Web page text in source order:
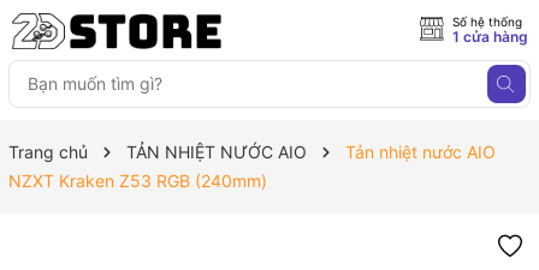
Số hệ thống
1 cửa hàng
Trang chủ TẢN NHIỆT NƯỚC AIO
Tản nhiệt nước AIO
NZXT Kraken Z53 RGB (240mm)